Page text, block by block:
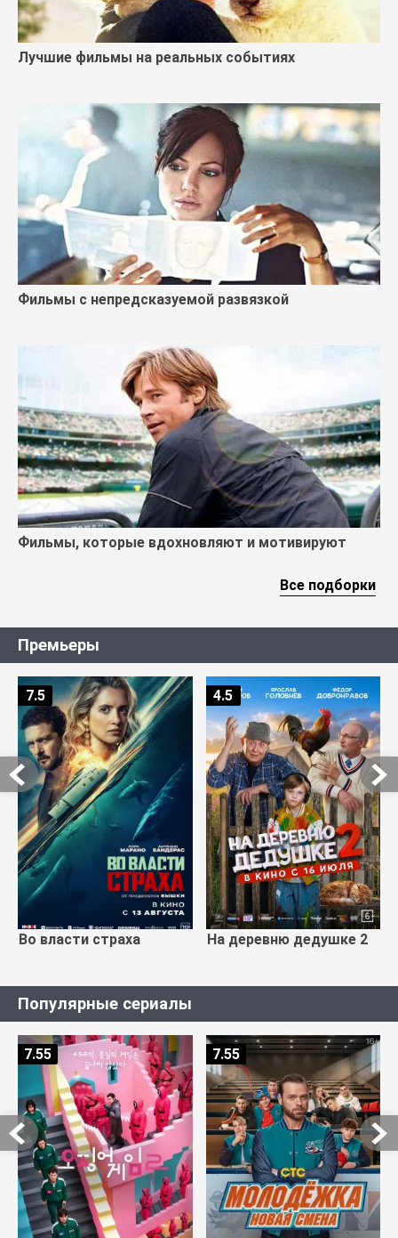
Лучшие фильмы на реальных событиях
Фильмы с непредсказуемой развязкой
Фильмы, которые вдохновляют и мотивируют
Все подборки
Премьеры
Во власти страха
7.5
На деревню дедушке 2
4.5
Популярные сериалы
7.55 7.55